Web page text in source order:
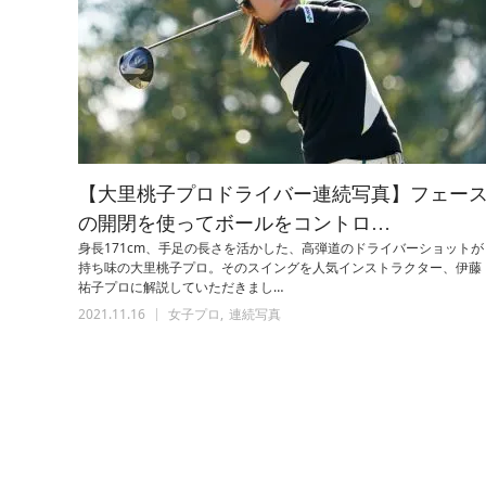
【大里桃子プロドライバー連続写真】フェー
の開閉を使ってボールをコントロ…
身長171cm、手足の長さを活かした、高弾道のドライバーショットが
持ち味の大里桃子プロ。そのスイングを人気インストラクター、伊藤
祐子プロに解説していただきまし…
2021.11.16
女子プロ 連続写真